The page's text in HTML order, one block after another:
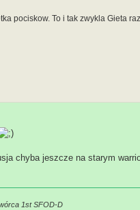
pociskow. To i tak zwykla Gieta
chyba jeszcze na starym
1st SFOD-D